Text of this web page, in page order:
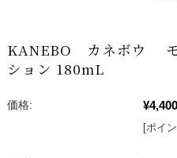
KANEBO カネボウ モ
ション 180mL
価格: ¥4,400
[ポイ